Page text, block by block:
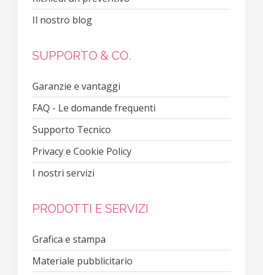
Il nostro blog
SUPPORTO & CO.
Garanzie e vantaggi
FAQ - Le domande frequenti
Supporto Tecnico
Privacy e Cookie Policy
I nostri servizi
PRODOTTI E SERVIZI
Grafica e stampa
Materiale pubblicitario